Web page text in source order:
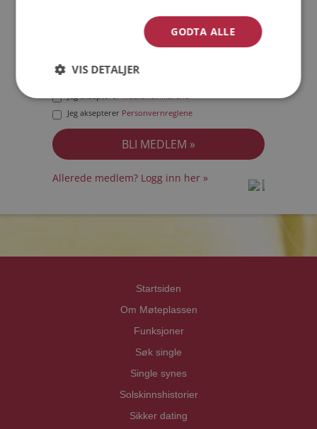
Jeg akseptererMedlemsvilkårene
Jeg aksepterer Personvernreglene
Allerede medlem? Logg inn her »
Startsiden
Om Møteplassen
Funksjoner
Søk single
Single synes
Solskinnshistorier
Sikker dating
GODTA ALLE
VIS DETALJER